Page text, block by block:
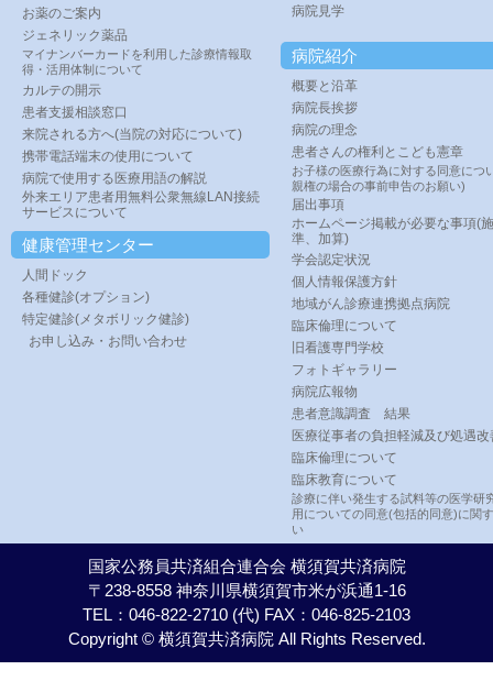
お薬のご案内
ジェネリック薬品
マイナンバーカードを利用した診療情報取
得・活用体制について
カルテの開示
患者支援相談窓口
来院される方へ(当院の対応について)
携帯電話端末の使用について
病院で使用する医療用語の解説
外来エリア患者用無料公衆無線LAN接続
サービスについて
健康管理センター
人間ドック
各種健診(オプション)
特定健診(メタボリック健診)
お申し込み・お問い合わせ
病院見学
病院紹介
概要と沿革
病院長挨拶
病院の理念
患者さんの権利とこども憲章
お子様の医療行為に対する同意につ
親権の場合の事前申告のお願い)
届出事項
ホームページ掲載が必要な事項(
準、加算)
学会認定状況
個人情報保護方針
地域がん診療連携拠点病院
臨床倫理について
旧看護専門学校
フォトギャラリー
病院広報物
患者意識調査 結果
医療従事者の負担軽減及び処遇改
臨床倫理について
臨床教育について
診療に伴い発生する試料等の医学研
用についての同意(包括的同意)に関
い
国家公務員共済組合連合会 横須賀共済病院
〒238-8558 神奈川県横須賀市米が浜通1-16
TEL：046-822-2710 (代) FAX：046-825-2103
Copyright © 横須賀共済病院 All Rights Reserved.